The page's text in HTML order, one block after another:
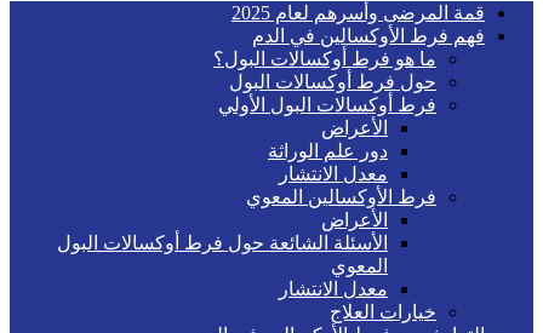
قمة المرضى وأسرهم لعام 2025
فهم فرط الأوكسالين في الدم
ما هو فرط أوكسالات البول؟
حول فرط أوكسالات البول
فرط أوكسالات البول الأولي
الأعراض
دور علم الوراثة
معدل الانتشار
فرط الأوكسالين المعوي
الأعراض
الأسئلة الشائعة حول فرط أوكسالات البول
المعوي
معدل الانتشار
خيارات العلاج